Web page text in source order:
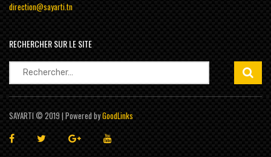
direction@sayarti.tn
RECHERCHER SUR LE SITE
Rechercher :
SAYARTI © 2019 | Powered byGoodLinks